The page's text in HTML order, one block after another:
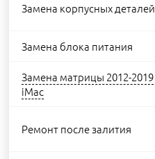
Замена корпусных деталей
Замена блока питания
Замена матрицы 2012-2019
iMac
Ремонт после залития